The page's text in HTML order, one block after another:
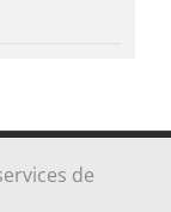
des Grèves -
de